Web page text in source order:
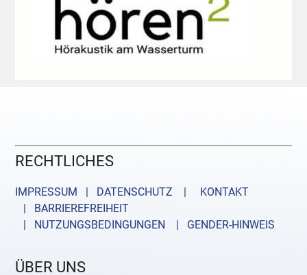
RECHTLICHES
IMPRESSUM | DATENSCHUTZ |
KONTAKT
| BARRIEREFREIHEIT
| NUTZUNGSBEDINGUNGEN
| GENDER-HINWEIS
ÜBER UNS